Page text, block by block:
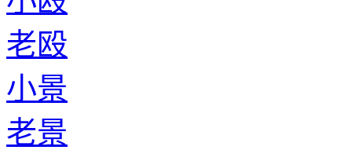
老殴
小景
老景